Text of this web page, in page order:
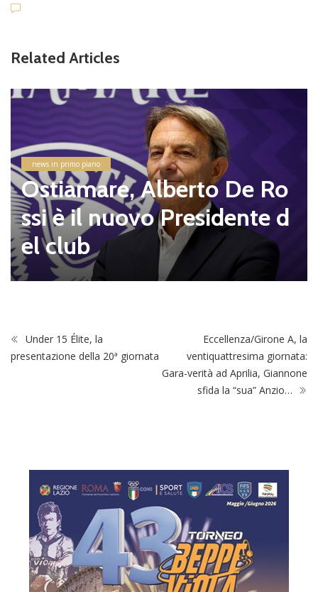
Related Articles
news in primo piano
Ostiamare, Alberto De Ro
ssi è il nuovo Presidente d
el club
Under 15 Élite, la
presentazione della 20ª giornata
Eccellenza/Girone A, la
ventiquattresima giornata:
Gara-verità ad Aprilia, Giannone
sfida la “sua” Anzio…